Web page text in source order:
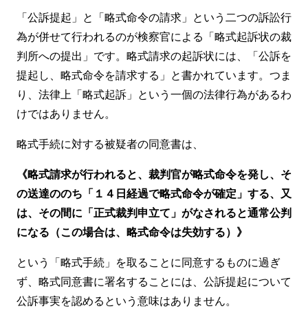
「公訴提起」と「略式命令の請求」という二つの訴訟行
為が併せて行われるのが検察官による「略式起訴状の裁
判所への提出」です。略式請求の起訴状には、「公訴を
提起し、略式命令を請求する」と書かれています。つま
り、法律上「略式起訴」という一個の法律行為があるわ
けではありません。
略式手続に対する被疑者の同意書は、
《略式請求が行われると、裁判官が略式命令を発し、そ
の送達ののち「１４日経過で略式命令が確定」する、又
は、その間に「正式裁判申立て」がなされると通常公判
になる（この場合は、略式命令は失効する）》
という「略式手続」を取ることに同意するものに過ぎ
ず、略式同意書に署名することには、公訴提起について
公訴事実を認めるという意味はありません。